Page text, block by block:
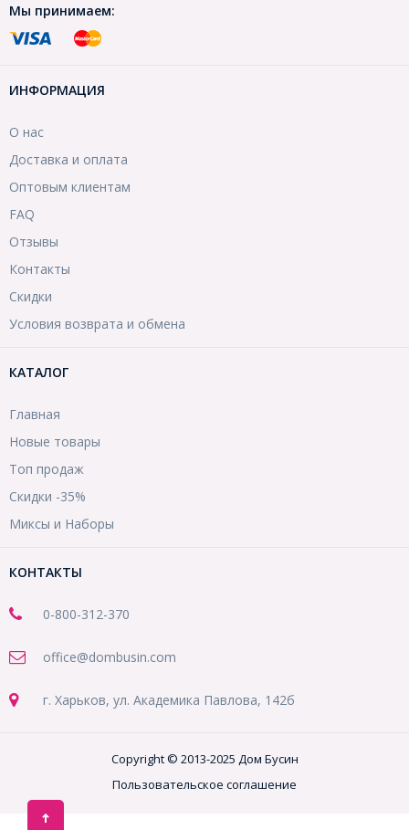
Мы принимаем:
ИНФОРМАЦИЯ
О нас
Доставка и оплата
Оптовым клиентам
FAQ
Отзывы
Контакты
Скидки
Условия возврата и обмена
КАТАЛОГ
Главная
Новые товары
Топ продаж
Скидки -35%
Миксы и Наборы
КОНТАКТЫ
0-800-312-370
office@dombusin.com
г. Харьков, ул. Академика Павлова, 142б
Copyright © 2013-2025 Дом Бусин
Пользовательское соглашение